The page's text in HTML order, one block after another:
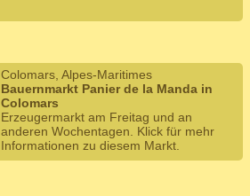
Colomars, Alpes-Maritimes
Bauernmarkt Panier de la Manda in
Colomars
Erzeugermarkt am Freitag und an
anderen Wochentagen. Klick für mehr
Informationen zu diesem Markt.